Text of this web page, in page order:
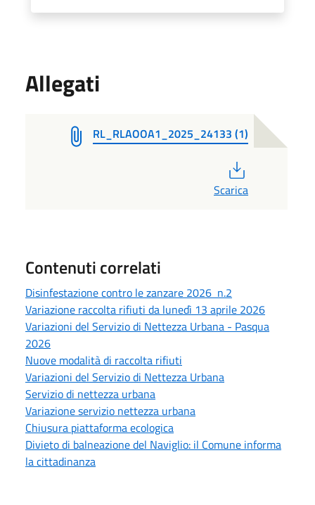
Allegati
RL_RLAOOA1_2025_24133 (1)
Scarica
Contenuti correlati
Disinfestazione contro le zanzare 2026 n.2
Variazione raccolta rifiuti da lunedì 13 aprile 2026
Variazioni del Servizio di Nettezza Urbana - Pasqua
2026
Nuove modalità di raccolta rifiuti
Variazioni del Servizio di Nettezza Urbana
Servizio di nettezza urbana
Variazione servizio nettezza urbana
Chiusura piattaforma ecologica
Divieto di balneazione del Naviglio: il Comune informa
la cittadinanza